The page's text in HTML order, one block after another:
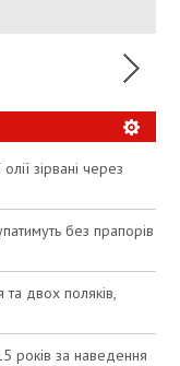
зірвані через
без прапорів
та двох поляків,
років за наведення